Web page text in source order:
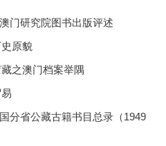
门研究院图书出版评述
原貌
之澳门档案举隅
分省公藏古籍书目总录（1949